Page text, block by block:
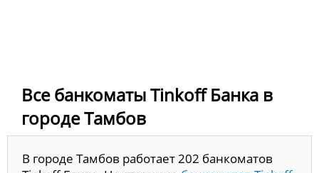
Все банкоматы Tinkoff Банка в
городе Тамбов
В городе Тамбов работает 202 банкоматов